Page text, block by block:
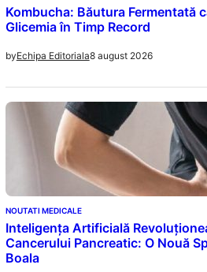
Kombucha: Băutura Fermentată
Glicemia în Timp Record
byEchipa Editoriala8 august 2026
NOUTATI MEDICALE
Inteligența Artificială
Cancerului Pancreatic: O Nouă
Boala